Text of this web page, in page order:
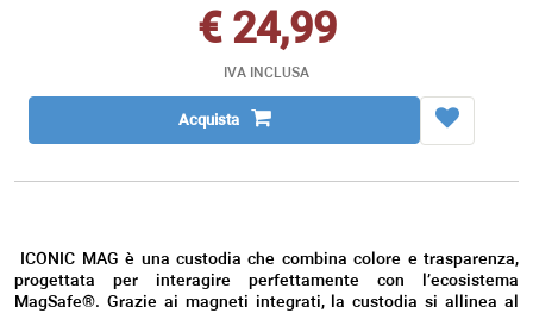
€ 24,99
IVA INCLUSA
Acquista
ICONIC MAG è una custodia che combina colore e trasparenza,
progettata per interagire perfettamente con l’ecosistema
MagSafe®. Grazie ai magneti integrati, la custodia si allinea al